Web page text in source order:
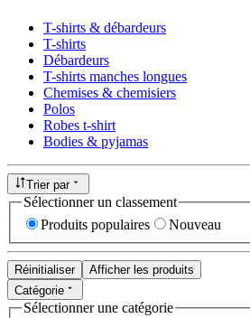
T-shirts & débardeurs
T-shirts
Débardeurs
T-shirts manches longues
Chemises & chemisiers
Polos
Robes t-shirt
Bodies & pyjamas
Trier par
Sélectionner un classement
Produits populaires
Nouveau
Réinitialiser
Afficher les produits
Catégorie
Sélectionner une catégorie